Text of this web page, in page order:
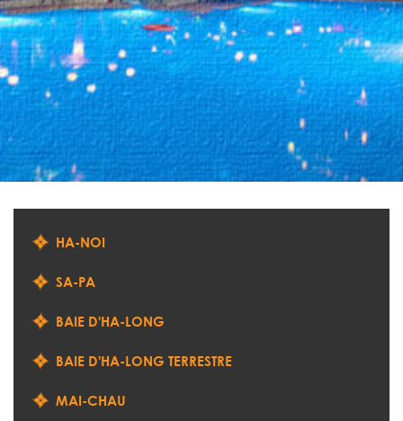
HA-NOI
SA-PA
BAIE D'HA-LONG
BAIE D'HA-LONG TERRESTRE
MAI-CHAU